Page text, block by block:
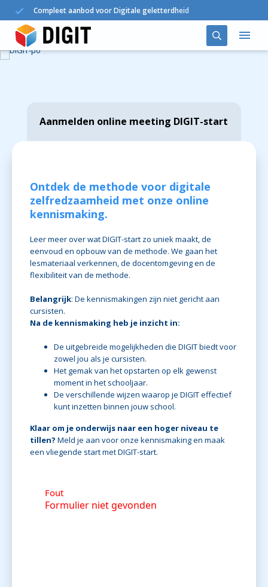
Compleet aanbod voor Digitale geletterdheid
Agenda
Over ons
Aanmelden online meeting DIGIT-start
Ontdek de methode voor digitale
zelfredzaamheid met onze online
kennismaking.
Leer meer over wat DIGIT-start zo uniek maakt, de
eenvoud en opbouw van de methode. We gaan het
lesmateriaal verkennen, de docentomgeving en de
flexibiliteit van de methode.
Belangrijk: De kennismakingen zijn niet gericht aan
cursisten.
Na de kennismaking heb je inzicht in:
De uitgebreide mogelijkheden die DIGIT biedt voor
zowel jou als je cursisten.
Het gemak van het opstarten op elk gewenst
moment in het schooljaar.
De verschillende wijzen waarop je DIGIT effectief
kunt inzetten binnen jouw school.
Klaar om je onderwijs naar een hoger niveau te
tillen? Meld je aan voor onze kennismaking en maak
een vliegende start met DIGIT-start.